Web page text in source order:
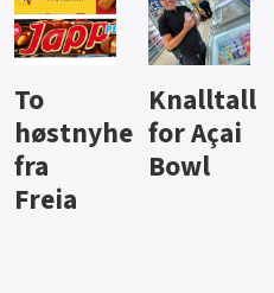
Knalltall
for Açai
Bowl
Aass vil
bli
førstevalg